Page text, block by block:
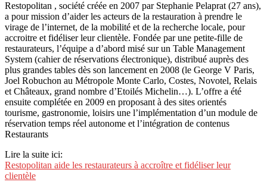
Restopolitan , société créée en 2007 par Stephanie Pelaprat (27 ans),
a pour mission d’aider les acteurs de la restauration à prendre le
virage de l’internet, de la mobilité et de la recherche locale, pour
accroitre et fidéliser leur clientèle. Fondée par une petite-fille de
restaurateurs, l’équipe a d’abord misé sur un Table Management
System (cahier de réservations électronique), distribué auprès des
plus grandes tables dès son lancement en 2008 (le George V Paris,
Joel Robuchon au Métropole Monte Carlo, Costes, Novotel, Relais
et Châteaux, grand nombre d’Etoilés Michelin…). L’offre a été
ensuite complétée en 2009 en proposant à des sites orientés
tourisme, gastronomie, loisirs une l’implémentation d’un module de
réservation temps réel autonome et l’intégration de contenus
Restaurants
Lire la suite ici:
Restopolitan aide les restaurateurs à accroître et fidéliser leur
clientèle